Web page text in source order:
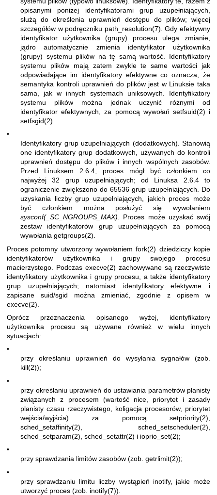
opisanymi poniżej identyfikatorami grup uzupełniających,
służą do określenia uprawnień dostępu do plików; więcej
szczegółów w podręczniku path_resolution(7) . Gdy efektywny
identyfikator użytkownika (grupy) procesu ulega zmianie,
jądro automatycznie zmienia identyfikator użytkownika
(grupy) systemu plików na tę samą wartość. Identyfikatory
systemu plików mają zatem zwykle te same wartości jak
odpowiadające im identyfikatory efektywne co oznacza, że
semantyka kontroli uprawnień do plików jest w Linuksie taka
sama, jak w innych systemach uniksowych. Identyfikatory
systemu plików można jednak uczynić różnymi od
identyfikator efektywnych, za pomocą wywołań setfsuid(2) i
setfsgid(2)
•
Identyfikatory grup uzupełniających (dodatkowych). Stanowią
one identyfikatory grup dodatkowych, używanych do kontroli
uprawnień dostępu do plików i innych wspólnych zasobów.
Przed Linuksem 2.6.4, proces mógł być członkiem co
najwyżej 32 grup uzupełniających; od Linuksa 2.6.4 to
ograniczenie zwiększono do 65536 grup uzupełniających. Do
uzyskania liczby grup uzupełniających, jakich proces może
być członkiem można posłużyć się wywołaniem
sysconf(_SC_NGROUPS_MAX) . Proces może uzyskać swój
zestaw identyfikatorów grup uzupełniających za pomocą
wywołania getgroups(2)
Proces potomny utworzony wywołaniemfork(2) dziedziczy kopie
identyfikatorów użytkownika i grupy swojego procesu
macierzystego. Podczas execve(2) zachowywane są rzeczywiste
identyfikatory użytkownika i grupy procesu, a także identyfikatory
grup uzupełniających; natomiast identyfikatory efektywne i
zapisane suid/sgid można zmieniać, zgodnie z opisem w
execve(2)
Oprócz przeznaczenia opisanego wyżej, identyfikatory
użytkownika procesu są używane również w wielu innych
sytuacjach:
•
przy określaniu uprawnień do wysyłania sygnałów (zob.
kill(2));
•
przy określaniu uprawnień do ustawiania parametrów planisty
związanych z procesem (wartość nice, priorytet i zasady
planisty czasu rzeczywistego, koligacja procesorów, priorytet
wejścia/wyjścia) za pomocą setpriority(2)
sched_setaffinity(2)
sched_setscheduler(2)
sched_setparam(2) sched_setattr(2) i ioprio_set(2);
•
przy sprawdzania limitów zasobów (zob. getrlimit(2));
•
przy sprawdzaniu limitu liczby wystąpień inotify, jakie może
utworzyć proces (zob. inotify(7)).